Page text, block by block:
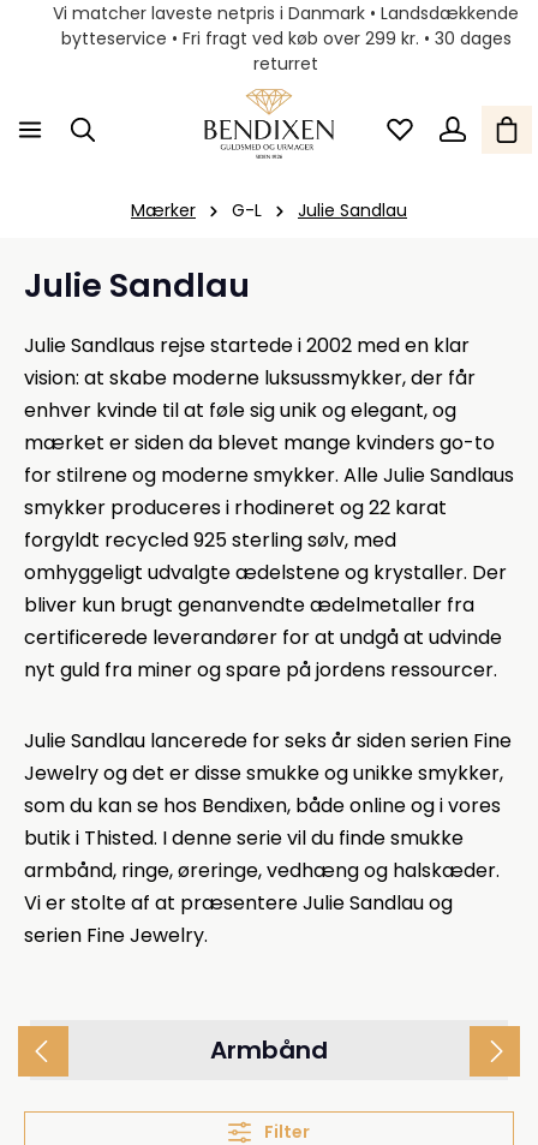
Vi matcher laveste netpris i Danmark • Landsdækkende
bytteservice • Fri fragt ved køb over 299 kr. • 30 dages
returret
Mærker G-L Julie Sandlau
Julie Sandlau
Julie Sandlaus rejse startede i 2002 med en klar
vision: at skabe moderne luksussmykker, der får
enhver kvinde til at føle sig unik og elegant, og
mærket er siden da blevet mange kvinders go-to
for stilrene og moderne smykker. Alle Julie Sandlaus
smykker produceres i rhodineret og 22 karat
forgyldt recycled 925 sterling sølv, med
omhyggeligt udvalgte ædelstene og krystaller. Der
bliver kun brugt genanvendte ædelmetaller fra
certificerede leverandører for at undgå at udvinde
nyt guld fra miner og spare på jordens ressourcer.
Julie Sandlau lancerede for seks år siden serien Fine
Jewelry og det er disse smukke og unikke smykker,
som du kan se hos Bendixen, både online og i vores
butik i Thisted. I denne serie vil du finde smukke
armbånd, ringe, øreringe, vedhæng og halskæder.
Vi er stolte af at præsentere Julie Sandlau og
serien Fine Jewelry.
Armbånd
Filter